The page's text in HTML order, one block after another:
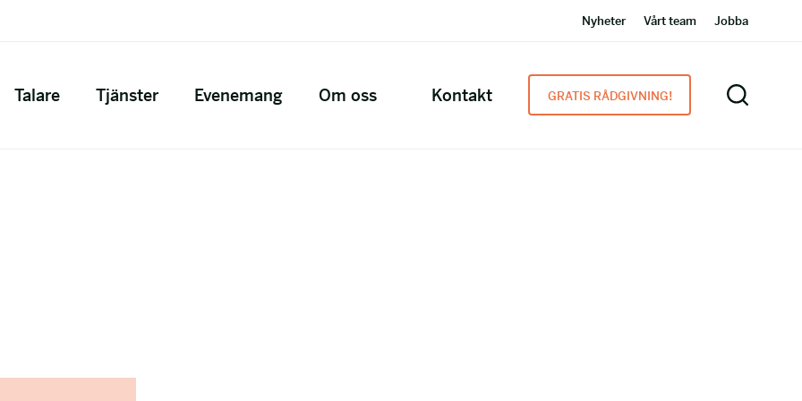
Nyheter Vårt team Jobba
Talare Tjänster Evenemang Om oss Kontakt GRATIS RÅDGIVNING!